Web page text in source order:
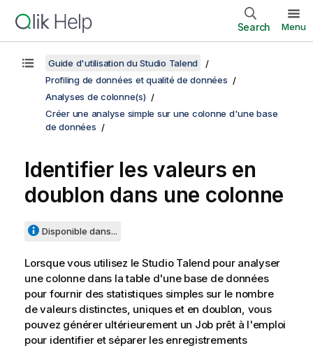
Search Menu
Guide d'utilisation du Studio Talend
Profiling de données et qualité de données
Analyses de colonne(s)
Créer une analyse simple sur une colonne d'une base
de données
Identifier les valeurs en
doublon dans une colonne
Disponible dans...
Lorsque vous utilisez le Studio Talend pour analyser
une colonne dans la table d'une base de données
pour fournir des statistiques simples sur le nombre
de valeurs distinctes, uniques et en doublon, vous
pouvez générer ultérieurement un Job prêt à l'emploi
pour identifier et séparer les enregistrements